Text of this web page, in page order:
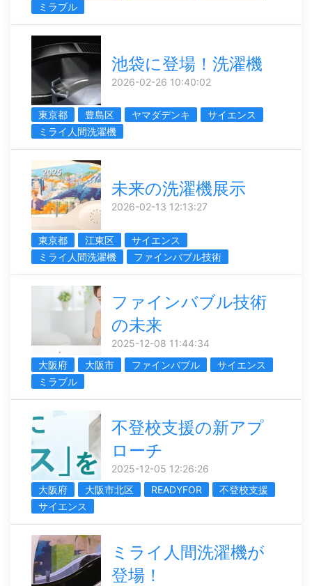
ミラブル
池袋に登場！洗濯機
2026-02-26 10:40:02
東京都 豊島区 ヤマダデンキ
サイエンス
ミライ人間洗濯機
未来の洗濯機展示
2026-02-13 12:13:27
東京都 江東区
サイエンス
ミライ人間洗濯機
ファインバブル技術
ファインバブル技術
の未来
2025-12-08 11:44:34
大阪府
大阪市 ファインバブル
サイエンス
ミラブル
不登校支援の新アプ
ローチ
2025-12-05 12:26:26
大阪府
大阪市北区 READYFOR
不登校支援
サイエンス
ミライ人間洗濯機が
登場！